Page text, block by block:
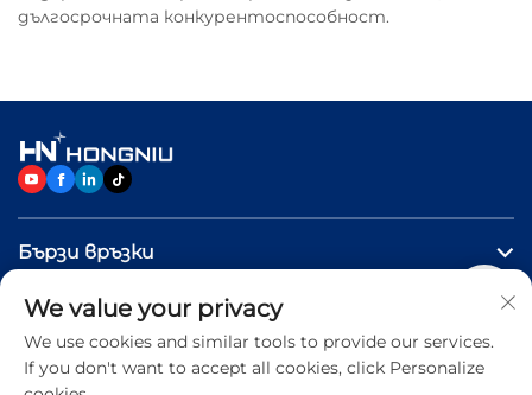
дългосрочната конкурентоспособност.
Бързи връзки
ПРОДУКТИ
Свържете се с нас
We value your privacy
We use cookies and similar tools to provide our services.
If you don't want to accept all cookies, click Personalize